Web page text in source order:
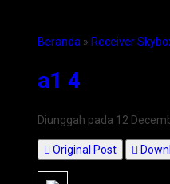
Beranda » Receiver
a1 4
Diunggah pada 12
Original Post